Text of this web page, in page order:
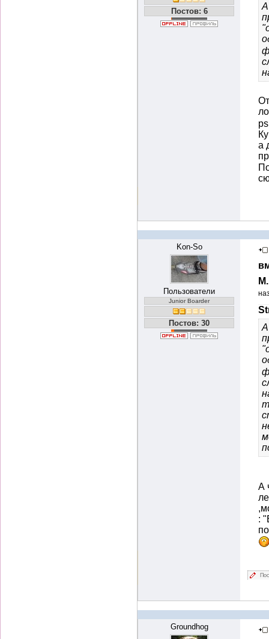
Постов: 6
А
а
Kon-So
Пользователи
Junior Boarder
Постов: 30
А
А
:
Groundhog